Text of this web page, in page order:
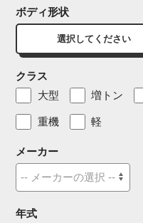
ボディ形状
選択してください
クラス
大型
増トン
重機 軽
メーカー
年式